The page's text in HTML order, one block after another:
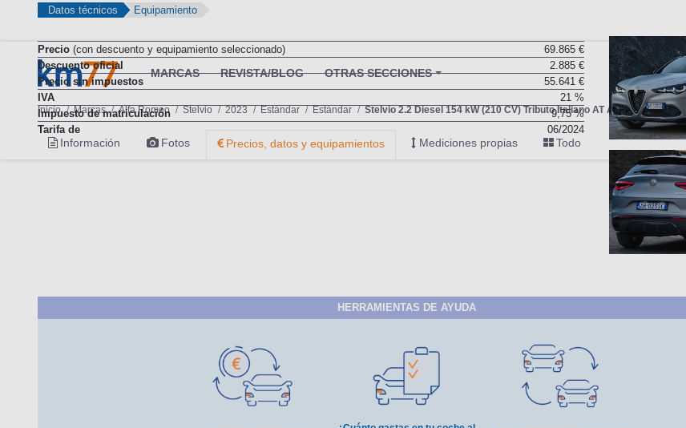
Precio(con descuento y equipamiento seleccionado)
69.865 €
Descuento oficial
2.885 €
Precio sin impuestos
55.641 €
IVA
21 %
Impuesto de matriculación
9,75 %
Tarifa de
06/2024
HERRAMIENTAS DE AYUDA